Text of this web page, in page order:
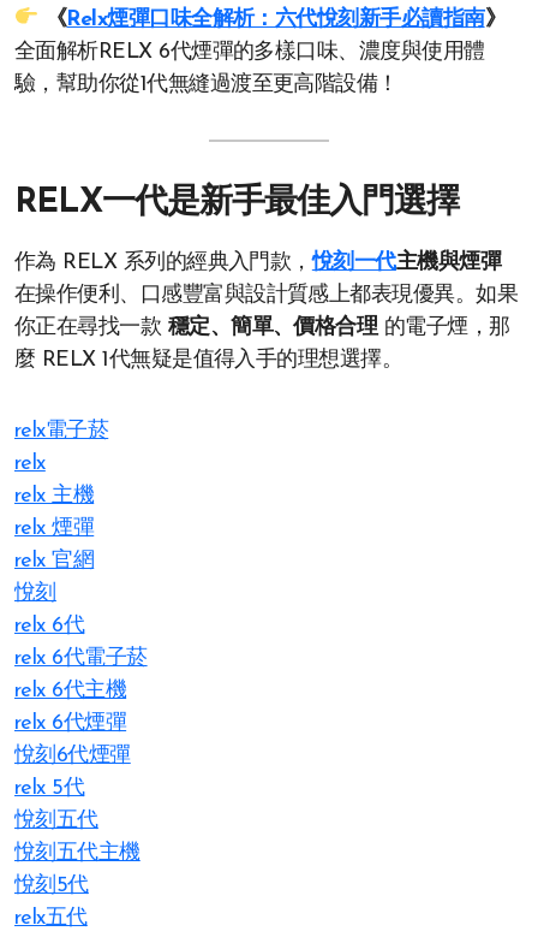
《Relx煙彈口味全解析：六代悅刻新手必讀指南》
全面解析RELX 6代煙彈的多樣口味、濃度與使用體
驗，幫助你從1代無縫過渡至更高階設備！
RELX一代是新手最佳入門選擇
作為 RELX 系列的經典入門款，悅刻一代主機與煙彈
在操作便利、口感豐富與設計質感上都表現優異。如果
你正在尋找一款 穩定、簡單、價格合理 的電子煙，那
麼 RELX 1代無疑是值得入手的理想選擇。
relx電子菸
relx
relx 主機
relx 煙彈
relx 官網
悅刻
relx 6代
relx 6代電子菸
relx 6代主機
relx 6代煙彈
悅刻6代煙彈
relx 5代
悅刻五代
悅刻五代主機
悅刻5代
relx五代